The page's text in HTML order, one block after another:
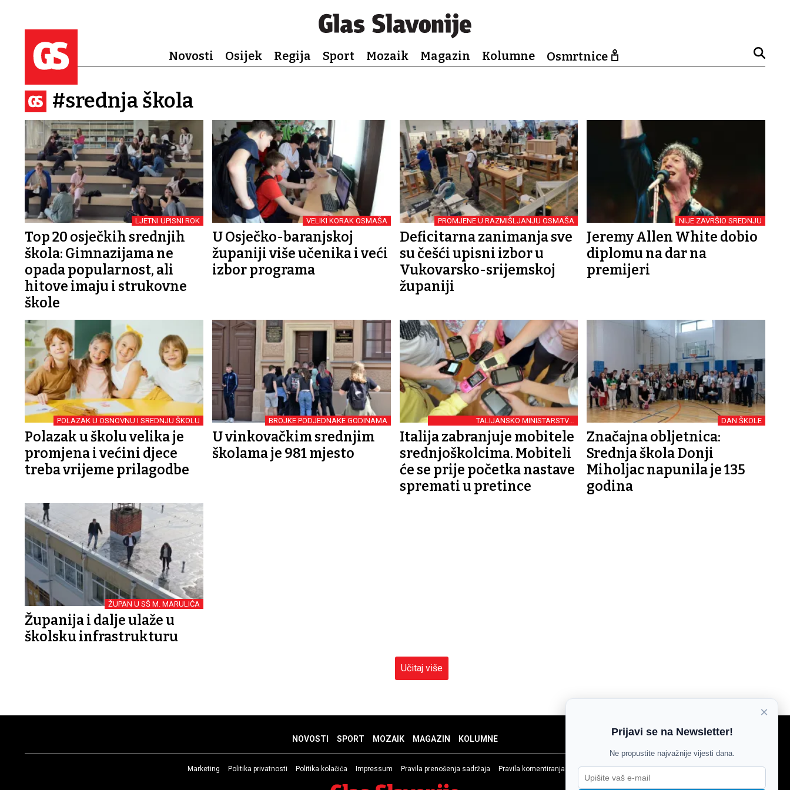
Novosti Osijek Regija Sport Mozaik Magazin Kolumne Osmrtnice
#srednja škola
LJETNI UPISNI ROK
Top 20 osječkih srednjih
škola: Gimnazijama ne
opada popularnost, ali
hitove imaju i strukovne
škole
VELIKI KORAK OSMAŠA
U Osječko-baranjskoj
županiji više učenika i veći
izbor programa
PROMJENE U RAZMIŠLJANJU OSMAŠA
Deficitarna zanimanja sve
su češći upisni izbor u
Vukovarsko-srijemskoj
županiji
NIJE ZAVRŠIO SREDNJU
Jeremy Allen White dobio
diplomu na dar na
premijeri
POLAZAK U OSNOVNU I SREDNJU ŠKOLU
Polazak u školu velika je
promjena i većini djece
treba vrijeme prilagodbe
BROJKE PODJEDNAKE GODINAMA
U vinkovačkim srednjim
školama je 981 mjesto
TALIJANSKO MINISTARSTVO
OBRAZOVANJA
Italija zabranjuje mobitele
srednjoškolcima. Mobiteli
će se prije početka nastave
spremati u pretince
DAN ŠKOLE
Značajna obljetnica:
Srednja škola Donji
Miholjac napunila je 135
godina
ŽUPAN U SŠ M. MARULIĆA
Županija i dalje ulaže u
školsku infrastrukturu
Učitaj više
NOVOSTI SPORT MOZAIK MAGAZIN KOLUMNE
Marketing Politika privatnosti Politika kolačića Impressum Pravila prenošenja sadržaja Pravila komentiranja Agroglas
×
Prijavi se na Newsletter!
Ne propustite najvažnije vijesti dana.